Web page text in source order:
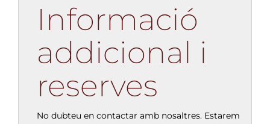
Informació
addicional i
reserves
No dubteu en contactar amb nosaltres. Estarem